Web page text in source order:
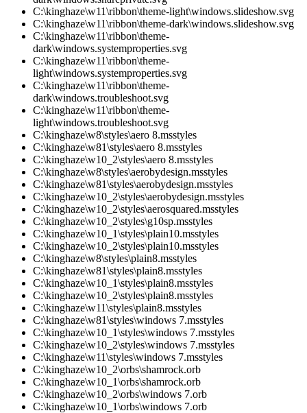
C:\kinghaze\w11\ribbon\theme-light\windows.slideshow.svg
C:\kinghaze\w11\ribbon\theme-dark\windows.slideshow.svg
C:\kinghaze\w11\ribbon\theme-
dark\windows.systemproperties.svg
C:\kinghaze\w11\ribbon\theme-
light\windows.systemproperties.svg
C:\kinghaze\w11\ribbon\theme-
dark\windows.troubleshoot.svg
C:\kinghaze\w11\ribbon\theme-
light\windows.troubleshoot.svg
C:\kinghaze\w8\styles\aero 8.msstyles
C:\kinghaze\w81\styles\aero 8.msstyles
C:\kinghaze\w10_2\styles\aero 8.msstyles
C:\kinghaze\w8\styles\aerobydesign.msstyles
C:\kinghaze\w81\styles\aerobydesign.msstyles
C:\kinghaze\w10_2\styles\aerobydesign.msstyles
C:\kinghaze\w10_2\styles\aerosquared.msstyles
C:\kinghaze\w10_2\styles\g10sp.msstyles
C:\kinghaze\w10_1\styles\plain10.msstyles
C:\kinghaze\w10_2\styles\plain10.msstyles
C:\kinghaze\w8\styles\plain8.msstyles
C:\kinghaze\w81\styles\plain8.msstyles
C:\kinghaze\w10_1\styles\plain8.msstyles
C:\kinghaze\w10_2\styles\plain8.msstyles
C:\kinghaze\w11\styles\plain8.msstyles
C:\kinghaze\w81\styles\windows 7.msstyles
C:\kinghaze\w10_1\styles\windows 7.msstyles
C:\kinghaze\w10_2\styles\windows 7.msstyles
C:\kinghaze\w11\styles\windows 7.msstyles
C:\kinghaze\w10_2\orbs\shamrock.orb
C:\kinghaze\w10_1\orbs\shamrock.orb
C:\kinghaze\w10_2\orbs\windows 7.orb
C:\kinghaze\w10_1\orbs\windows 7.orb